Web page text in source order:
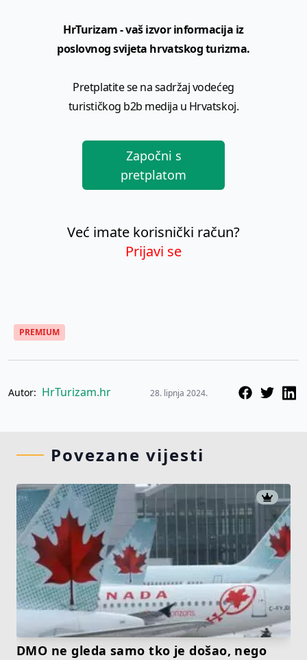
HrTurizam - vaš izvor informacija iz
poslovnog svijeta hrvatskog turizma.
Pretplatite se na sadržaj vodećeg
turističkog b2b medija u Hrvatskoj.
Započni s
pretplatom
Već imate korisnički račun?
Prijavi se
PREMIUM
Autor: HrTurizam.hr 28. lipnja 2024.
Povezane vijesti
DMO ne gleda samo tko je došao, nego